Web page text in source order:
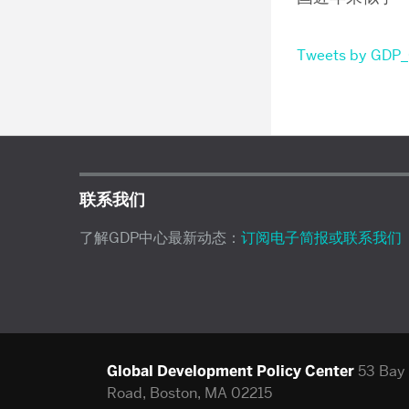
Tweets by
联系我们
了解GDP中心最新动态： 订阅电子简报或联系我们
Global Development Policy Center 53
Road, Boston, MA 02215